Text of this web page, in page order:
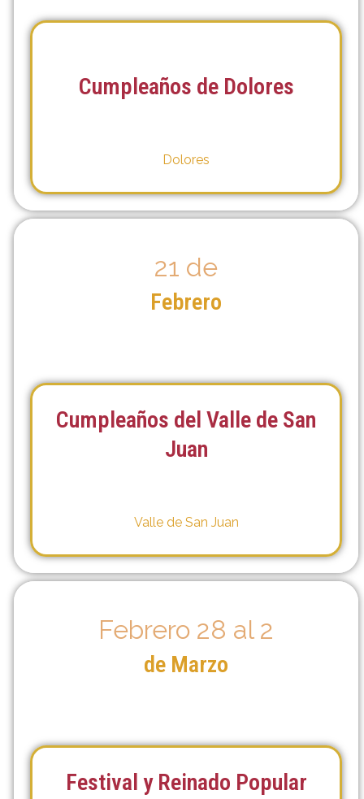
Cumpleaños de Dolores
Dolores
21 de
Febrero
Cumpleaños del Valle de San
Juan
Valle de San Juan
Febrero 28 al 2
de Marzo
Festival y Reinado Popular